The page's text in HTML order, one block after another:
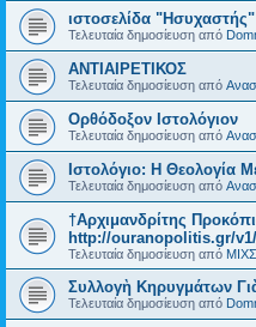
ιστοσελίδα "Ησυχαστής"
Τελευταία δημοσίευση από
ΑΝΤΙΑΙΡΕΤΙΚΟΣ
Τελευταία δημοσίευση από
Ορθόδοξον Ιστολόγιον
Τελευταία δημοσίευση από
Ιστολόγιο: Η Θεολογία
Τελευταία δημοσίευση από
†Αρχιμανδρίτης
http://ouranopolitis.gr/v1/
Τελευταία δημοσίευση από ΜΙΧΣ
Συλλογὴ Κηρυγμάτων
Τελευταία δημοσίευση από